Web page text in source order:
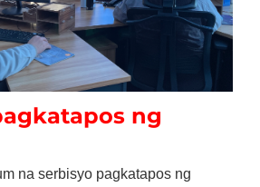
ng
na serbisyo pagkatapos ng